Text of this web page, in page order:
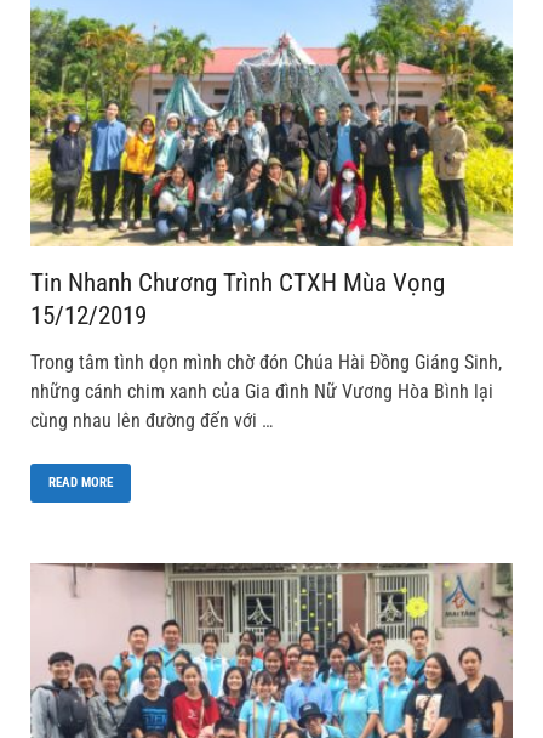
Tin Nhanh Chương Trình CTXH Mùa Vọng
15/12/2019
Trong tâm tình dọn mình chờ đón Chúa Hài Đồng Giáng Sinh,
những cánh chim xanh của Gia đình Nữ Vương Hòa Bình lại
cùng nhau lên đường đến với …
READ MORE